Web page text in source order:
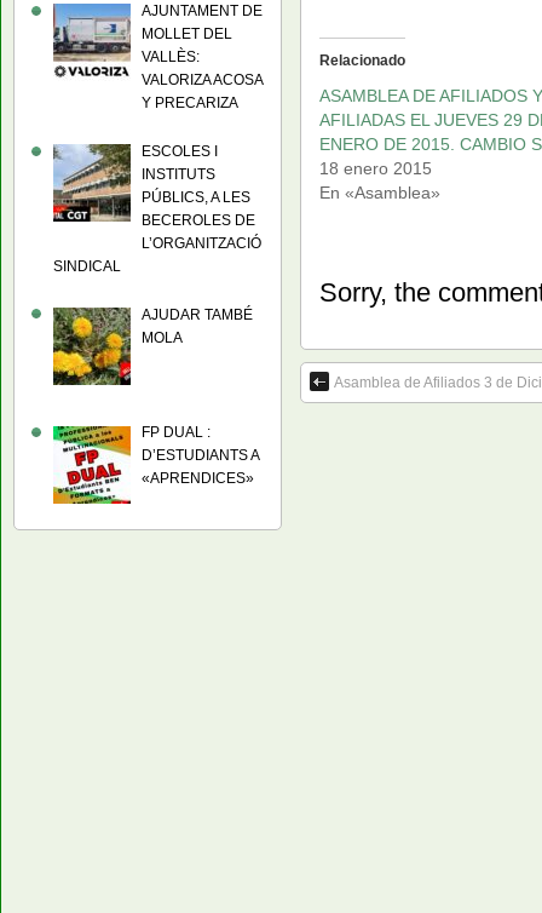
Relacionado
ASAMBLEA DE AFILIADOS Y
AFILIADAS EL JUEVES 29
ENERO DE 2015. CAMBIO
18 enero 2015
En «Asamblea»
Sorry, the
Asamblea de Afiliados 3 de
AJUNTAMENT DE
MOLLET DEL
VALLÈS:
VALORIZA ACOSA
Y PRECARIZA
ESCOLES I
INSTITUTS
PÚBLICS, A LES
BECEROLES DE
L’ORGANITZACIÓ
SINDICAL
AJUDAR TAMBÉ
MOLA
FP DUAL :
D’ESTUDIANTS A
«APRENDICES»